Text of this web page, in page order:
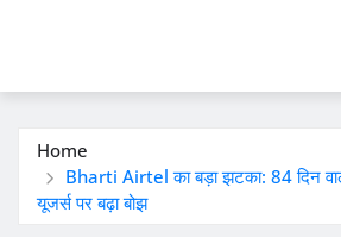
Home
Bharti Airtel का बड़ा झटका: 84 दिन
यूजर्स पर बढ़ा बोझ